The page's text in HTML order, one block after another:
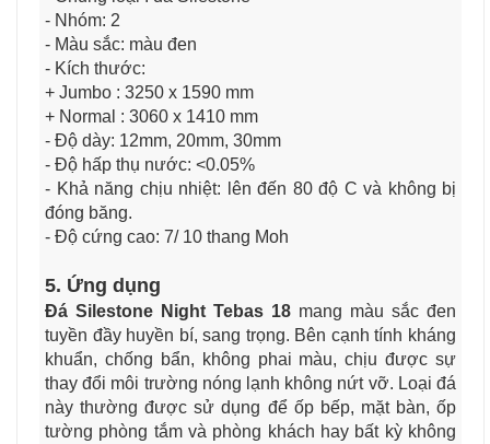
- Nhóm: 2
- Màu sắc: màu đen
- Kích thước:
+ Jumbo : 3250 x 1590 mm
+ Normal : 3060 x 1410 mm
- Độ dày: 12mm, 20mm, 30mm
- Độ hấp thụ nước: <0.05%
- Khả năng chịu nhiệt: lên đến 80 độ C và không bị
đóng băng.
- Độ cứng cao: 7/ 10 thang Moh
5. Ứng dụng
Đá Silestone Night Tebas 18 mang màu sắc đen
tuyền đầy huyền bí, sang trọng. Bên cạnh tính kháng
khuẩn, chống bẩn, không phai màu, chịu được sự
thay đổi môi trường nóng lạnh không nứt vỡ. Loại đá
này thường được sử dụng để ốp bếp, mặt bàn, ốp
tường phòng tắm và phòng khách hay bất kỳ không